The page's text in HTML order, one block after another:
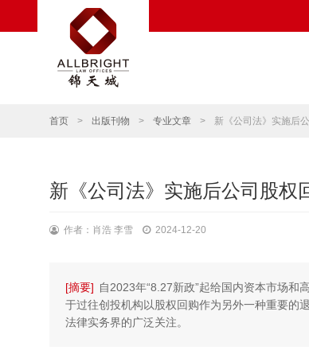
首页 > 出版刊物 > 专业文章 > 新《公司法》实施后
新《公司法》实施后公司股权
作者：肖浩 李雪 2024-12-20
[摘要] 自2023年“8.27新政”起给国内资本市场
于过往创投机构以股权回购作为另外一种重要的
法律实务界的广泛关注。